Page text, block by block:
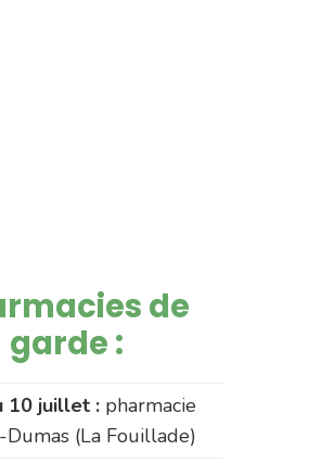
de
garde :
10 juillet : pharmacie
(La Fouillade)